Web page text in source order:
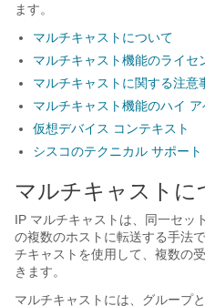
ます。
マルチキャストについて
マルチキャスト機能のライセ
マルチキャストに関する注意
マルチキャスト機能のハイ
仮想デバイス コンテキスト
シスコのテクニカル サポート
マルチキャストに
IP マルチキャストは、同一セッ
の複数のホストに転送する手法
チキャストを使用して、複数の
きます。
マルチキャストには、グループ